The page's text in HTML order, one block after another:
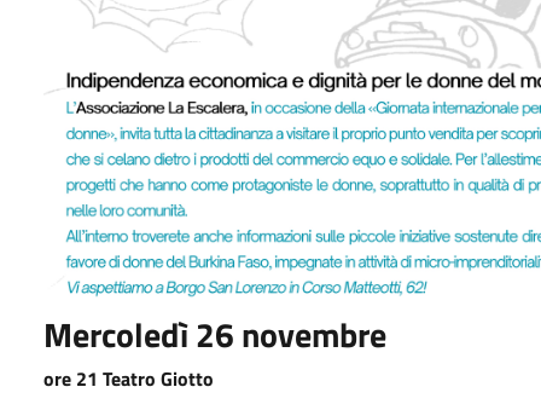
Mercoledì 26 novembre
ore 21 Teatro Giotto